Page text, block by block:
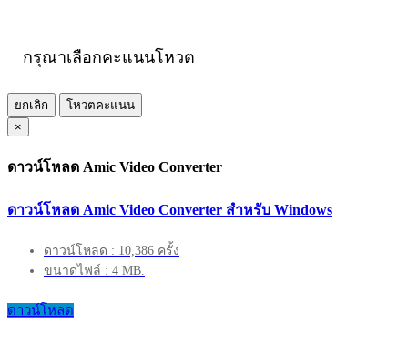
กรุณาเลือกคะแนนโหวต
ยกเลิก
โหวตคะแนน
×
ดาวน์โหลด Amic Video Converter
ดาวน์โหลด Amic Video Converter สำหรับ Windows
ดาวน์โหลด : 10,386 ครั้ง
ขนาดไฟล์ : 4 MB.
ดาวน์โหลด